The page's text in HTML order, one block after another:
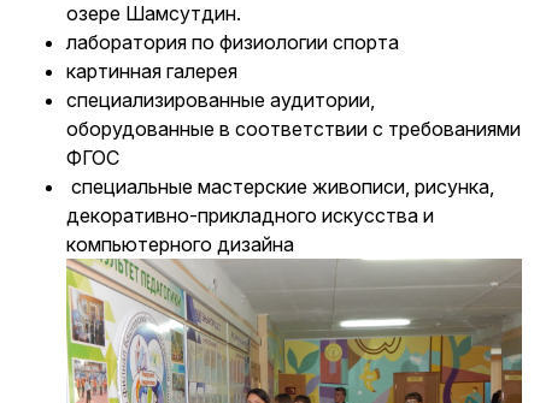
озере Шамсутдин.
лаборатория по физиологии спорта
картинная галерея
специализированные аудитории,
оборудованные в соответствии с требованиями
ФГОС
специальные мастерские живописи, рисунка,
декоративно-прикладного искусства и
компьютерного дизайна